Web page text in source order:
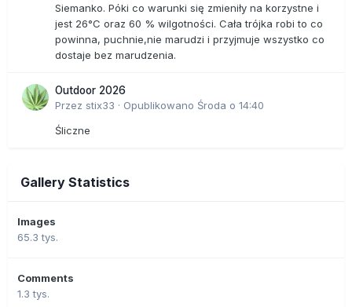
Siemanko. Póki co warunki się zmieniły na korzystne i
jest 26°C oraz 60 % wilgotności. Cała trójka robi to co
powinna, puchnie,nie marudzi i przyjmuje wszystko co
dostaje bez marudzenia.
Outdoor 2026
Przez stix33 · Opublikowano Środa o 14:40
Śliczne
Gallery Statistics
Images
65.3 tys.
Comments
1.3 tys.